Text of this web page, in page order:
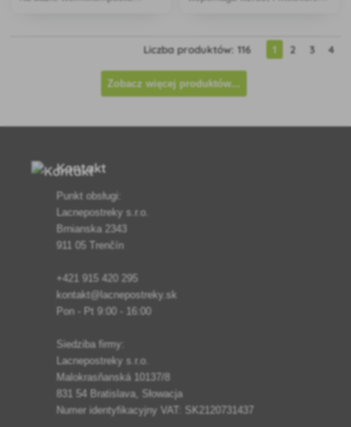
dla środowiska, bezpieczny dla
dostarczanie składników
odżywczych dla silnych łodyg i
Liczba produktów: 116 1 2 3 4
Zobacz więcej produktów...
Kontakt
Punkt obsługi:
Lacnepostreky s.r.o.
Brnianska 2343
911 05 Trenčín
+421 915 420 295
kontakt@lacnepostreky.sk
Pon - Pt 9:00 - 16:00
Siedziba firmy:
Lacnepostreky s.r.o.
Malokrasňanská 10137/8
831 54 Bratislava, Słowacja
Numer identyfikacyjny VAT: SK2120731437